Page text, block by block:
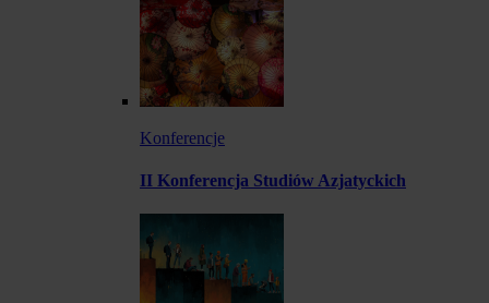
Konferencje
II Konferencja Studiów Azjatyckich